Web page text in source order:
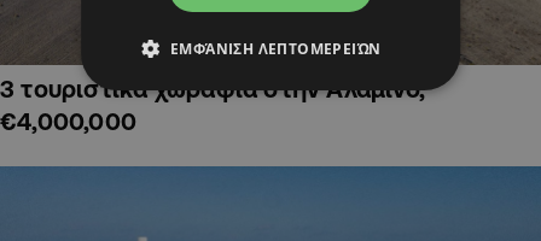
3 τουριστικά χωράφια στην Αλαμινό,
€4,000,000
ΕΜΦΆΝΙΣΗ ΛΕΠΤΟΜΕΡΕΙΏΝ